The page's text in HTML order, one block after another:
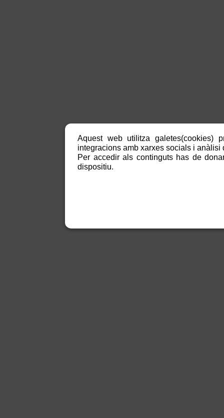
Aquest web utilitza galetes(cookies)
integracions amb xarxes socials i anàlisi
Per accedir als continguts has de
dispositiu.